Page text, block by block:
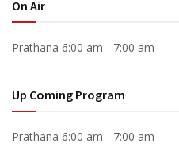
On Air
Prathana 6:00 am - 7:00 am
Up Coming Program
Prathana 6:00 am - 7:00 am